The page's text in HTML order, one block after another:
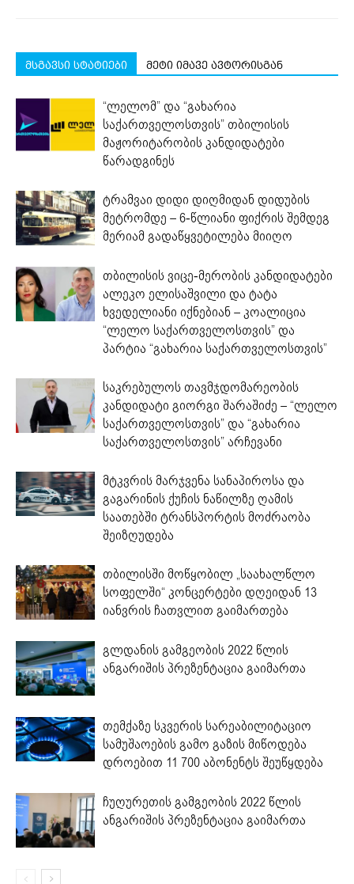
მსგავსი სტატიები მეტი იმავე ავტორისგან
“ლელომ” და “გახარია
საქართველოსთვის” თბილისის
მაჟორიტარობის კანდიდატები
წარადგინეს
ტრამვაი დიდი დიღმიდან დიდუბის
მეტრომდე – 6-წლიანი ფიქრის შემდეგ
მერიამ გადაწყვეტილება მიიღო
თბილისის ვიცე-მერობის კანდიდატები
ალეკო ელისაშვილი და ტატა
ხვედელიანი იქნებიან – კოალიცია
“ლელო საქართველოსთვის” და
პარტია “გახარია საქართველოსთვის”
საკრებულოს თავმჯდომარეობის
კანდიდატი გიორგი შარაშიძე – “ლელო
საქართველოსთვის” და “გახარია
საქართველოსთვის” არჩევანი
მტკვრის მარჯვენა სანაპიროსა და
გაგარინის ქუჩის ნაწილზე ღამის
საათებში ტრანსპორტის მოძრაობა
შეიზღუდება
თბილისში მოწყობილ „საახალწლო
სოფელში“ კონცერტები დღეიდან 13
იანვრის ჩათვლით გაიმართება
გლდანის გამგეობის 2022 წლის
ანგარიშის პრეზენტაცია გაიმართა
თემქაზე სკვერის სარეაბილიტაციო
სამუშაოების გამო გაზის მიწოდება
დროებით 11 700 აბონენტს შეუწყდება
ჩუღურეთის გამგეობის 2022 წლის
ანგარიშის პრეზენტაცია გაიმართა